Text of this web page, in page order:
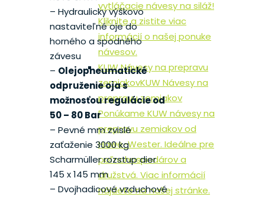
vytláčacie návesy na siláž!
Kliknite a zistite viac
informácií o našej ponuke
návesov.
KUW Návesy na prepravu
zemiakovKUW Návesy na
prepravu zemiakov
Ponúkame KUW návesy na
prepravu zemiakov od
Hawe-Wester. Ideálne pre
poľnohospodárov a
družstvá. Viac informácií
nájdete na našej stránke.
– Hydraulicky výškovo
nastaviteľné oje do
horného a spodného
závesu
– Olejopneumatické
odpruženie oja s
možnosťou regulácie od
50 – 80 Bar
– Pevné mm zvislé
zaťaženie 3000 kg
Scharmüller rozstup dier
145 x 145 mm
– Dvojhadicové vzduchové